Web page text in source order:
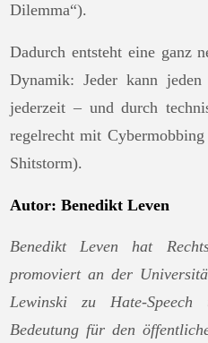
Dilemma“).
Dadurch entsteht eine ganz
Dynamik: Jeder kann
jederzeit – und durch
regelrecht mit
Shitstorm).
Autor: Benedikt Leven
Benedikt Leven hat
promoviert an der
Lewinski zu Hate-
Bedeutung für den